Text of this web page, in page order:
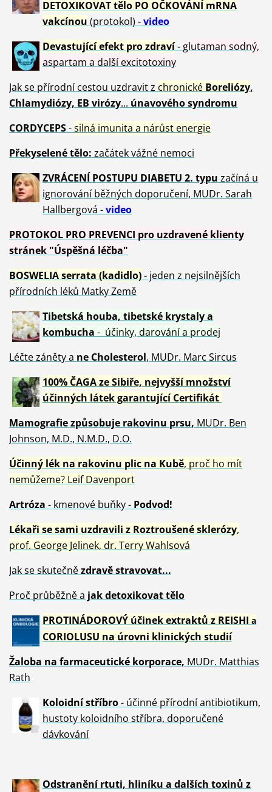
DETOXIKOVAT tělo PO OČKOVÁNÍ mRNA
vakcínou (protokol) -video
Devastující efekt pro zdraví- glutaman sodný,
aspartam a další excitotoxiny
Jak se přírodní cestou uzdravit z chronické Boreliózy,
Chlamydiózy, EB virózy... únavového syndromu
CORDYCEPS-silná imunita a nárůst energie
Překyselené tělo: začátek vážné nemoci
ZVRÁCENÍ POSTUPU DIABETU 2. typu začíná u
ignorování běžných doporučení, MUDr. Sarah
Hallbergová -video
PROTOKOL PRO PREVENCI pro uzdravené klienty
stránek "Úspěšná léčba"
BOSWELIA serrata (kadidlo)- jeden z nejsilnějších
přírodních léků Matky Země
Tibetská houba, tibetské krystalya
kombucha - účinky, darování a prodej
Léčte záněty a ne Cholesterol, MUDr. Marc Sircus
100% ČAGA ze Sibiře, nejvyšší množství
účinných látek garantující Certifikát
Mamografie způsobuje rakovinu prsu, MUDr. Ben
Johnson, M.D., N.M.D., D.O.
Účinný lék na rakovinu plic na Kubě, proč ho mít
nemůžeme? Leif Davenport
Artróza - kmenové buňky - Podvod!
Lékaři se sami uzdravili z Roztroušené sklerózy,
prof. George Jelinek, dr. Terry Wahlsová
Jak se skutečnězdravěstravovat...
Proč průběžně a jak detoxikovat tělo
PROTINÁDOROVÝ účinek extraktů z REISHI a
CORIOLUSU na úrovni klinických studií
Žaloba na farmaceutické korporace, MUDr. Matthias
Rath
Koloidní stříbro- účinné přírodní antibiotikum,
hustoty koloidního stříbra, doporučené
dávkování
Odstranění rtuti, hliníku a dalších toxinů z